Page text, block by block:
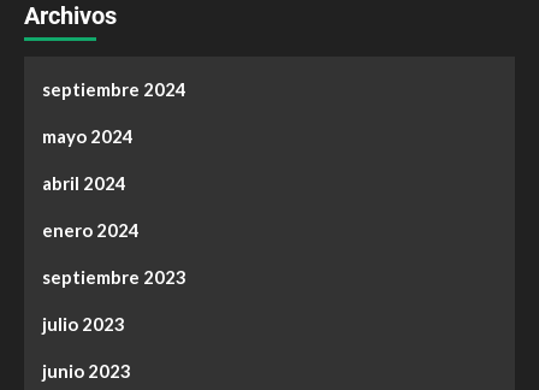
Archivos
septiembre 2024
mayo 2024
abril 2024
enero 2024
septiembre 2023
julio 2023
junio 2023